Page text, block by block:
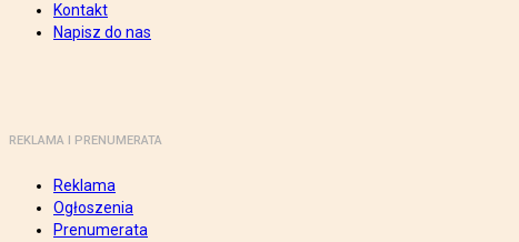
Kontakt
Napisz do nas
REKLAMA I PRENUMERATA
Reklama
Ogłoszenia
Prenumerata